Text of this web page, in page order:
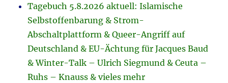
Tagebuch 5.8.2026 aktuell: Islamische
Selbstoffenbarung & Strom-
Abschaltplattform & Queer-Angriff auf
Deutschland & EU-Ächtung für Jacques Baud
& Winter-Talk – Ulrich Siegmund & Ceuta –
Ruhs – Knauss & vieles mehr